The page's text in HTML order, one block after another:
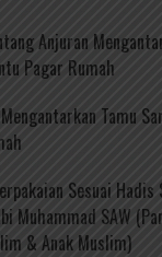
Anjuran
Pagar Rumah
Tamu
Sesuai Hadis
Muhammad SAW
& Anak Muslim)